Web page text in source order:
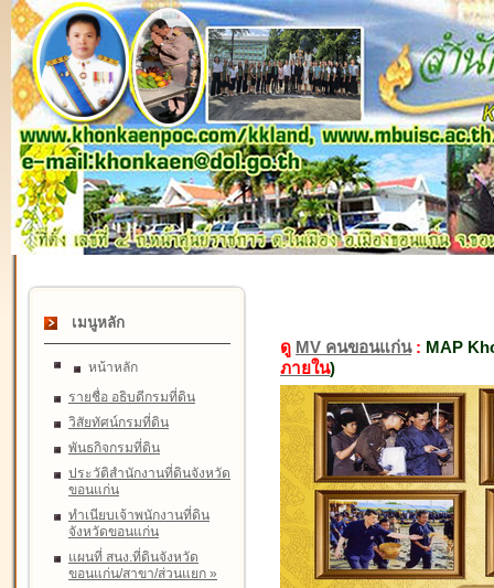
เมนูหลัก
หน้าหลัก
รายชื่อ อธิบดีกรมที่ดิน
วิสัยทัศน์กรมที่ดิน
พันธกิจกรมที่ดิน
ประวัติสำนักงานที่ดินจังหวัด
ขอนแก่น
ทำเนียบเจ้าพนักงานที่ดิน
จังหวัดขอนแก่น
แผนที่ สนง.ที่ดินจังหวัด
ขอนแก่น/สาขา/ส่วนแยก »
ดู MV คนขอนแก่น: MAP
ภายใน)